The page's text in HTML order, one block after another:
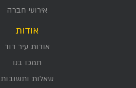
אירועי חברה
אודות
אודות עיר דוד
תמכו בנו
שאלות ותשובות